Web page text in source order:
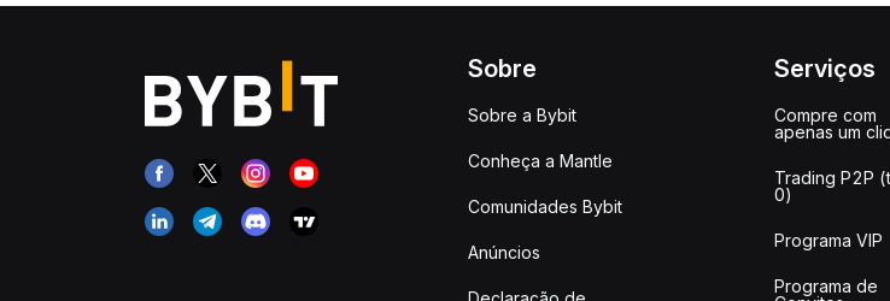
Sobre
Sobre a Bybit
Conheça a Mantle
Comunidades Bybit
Anúncios
Serviços
Compre com
apenas um
Trading P2P
0)
Programa VIP
Programa de